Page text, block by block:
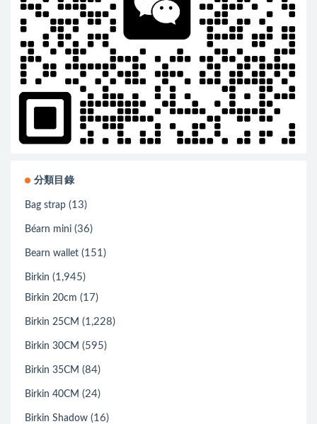
分類目錄
Bag strap (13)
Béarn mini (36)
Bearn wallet (151)
Birkin (1,945)
Birkin 20cm (17)
Birkin 25CM (1,228)
Birkin 30CM (595)
Birkin 35CM (84)
Birkin 40CM (24)
Birkin Shadow (16)